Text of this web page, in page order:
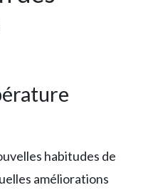
habitudes de
améliorations